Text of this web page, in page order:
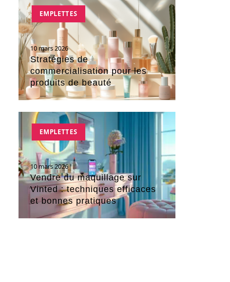
EMPLETTES
10 mars 2026
Stratégies de
commercialisation pour les
produits de beauté
EMPLETTES
10 mars 2026
Vendre du maquillage sur
Vinted : techniques efficaces
et bonnes pratiques